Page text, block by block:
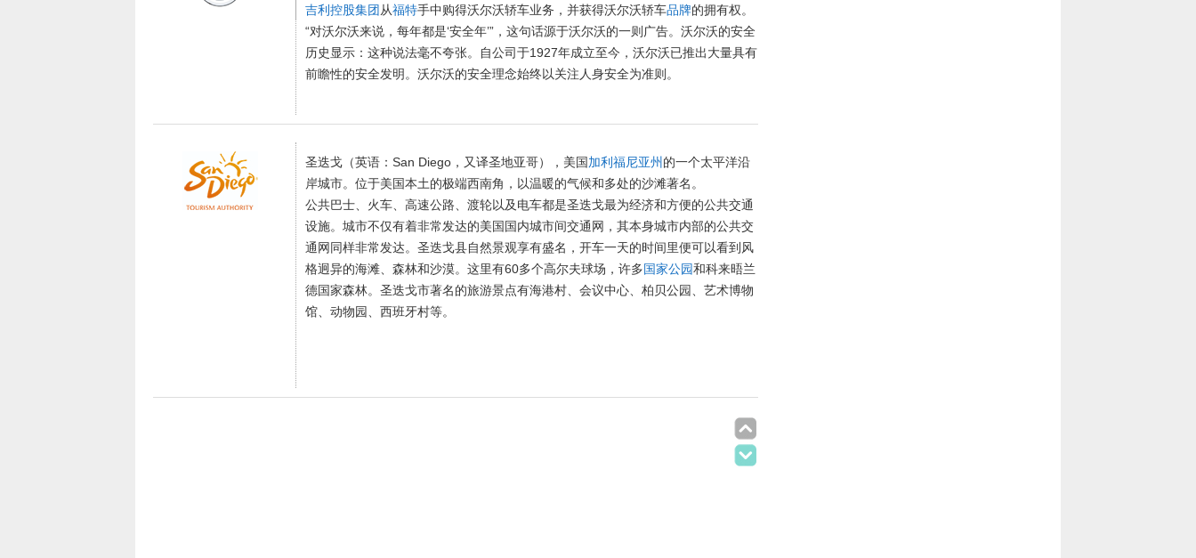
吉利控股集团 从福特手中购得沃尔沃轿车业务，并获得沃尔沃轿车品牌的拥有权。
“对沃尔沃来说，每年都是‘安全年’”，这句话源于沃尔沃的一则广告。沃尔沃的安全
历史显示：这种说法毫不夸张。自公司于1927年成立至今，沃尔沃已推出大量具有
前瞻性的安全发明。沃尔沃的安全理念始终以关注人身安全为准则。
圣迭戈（英语：San Diego，又译圣地亚哥），美国加利福尼亚州 的一个太平洋沿
岸城市。位于美国本土的极端西南角，以温暖的气候和多处的沙滩著名。
公共巴士、火车、高速公路、渡轮以及电车都是圣迭戈最为经济和方便的公共交通
设施。城市不仅有着非常发达的美国国内城市间交通网，其本身城市内部的公共交
通网同样非常发达。 圣迭戈县自然景观享有盛名，开车一天的时间里便可以看到风
格迥异的海滩、森林和沙漠。这里有60多个高尔夫球场，许多国家公园和科来晤兰
德国家森林。 圣迭戈市著名的旅游景点有海港村、会议中心、柏贝公园、艺术博物
馆、动物园、西班牙村等。